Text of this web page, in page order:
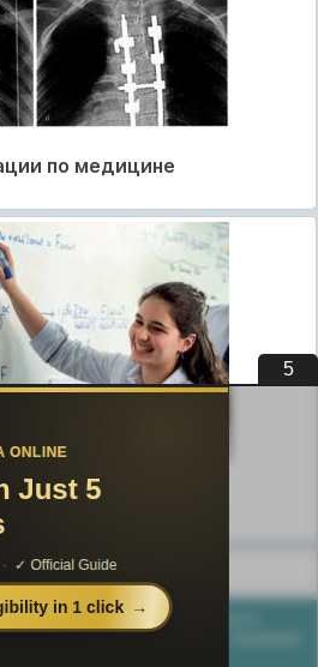
по медицине
по педагогике
публикаций
- 2016-2026 год. Материал
и учебных целей.
4